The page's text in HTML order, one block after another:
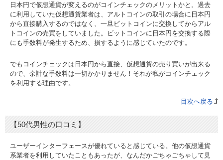
日本円で仮想通貨が変えるのがコインチェックのメリットかと。過去
に利用していた仮想通貨業者は、アルトコインの取引の場合に日本円
から直接購入するのではなく、一旦ビットコインに交換してからアル
トコインの売買をしていました。ビットコインに日本円を交換する際
にも手数料が発生するため、損するように感じていたのです。
でもコインチェックは日本円から直接、仮想通貨の売り買いが出来る
ので、余計な手数料は一切かかりません！それが私がコインチェック
を利用する理由です。
目次へ戻る
【50代男性の口コミ】
ユーザーインターフェースが優れていると感じている。他の仮想通貨
系業者を利用していたこともあったが、なんだかごちゃごちゃして見